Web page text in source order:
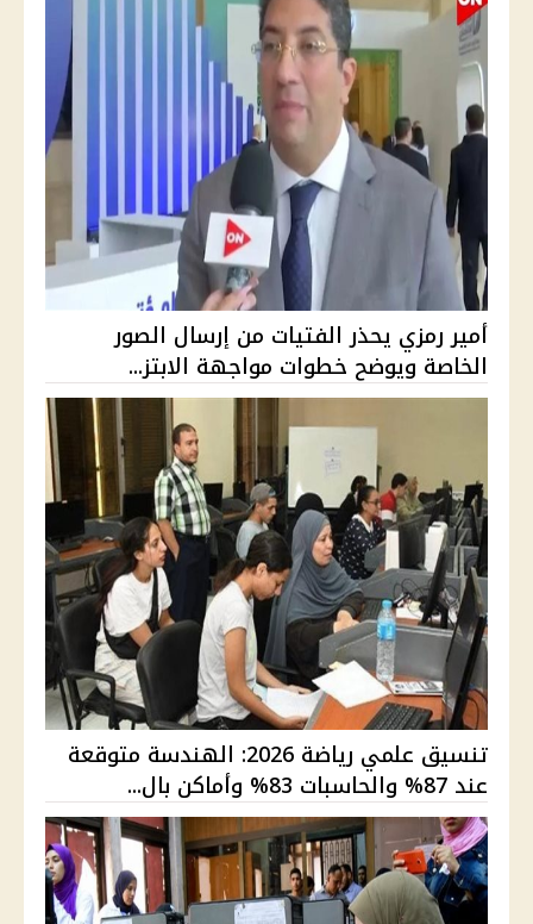
أمير رمزي يحذر الفتيات من إرسال الصور
الخاصة ويوضح خطوات مواجهة الابتز...
تنسيق علمي رياضة 2026: الهندسة متوقعة
عند 87% والحاسبات 83% وأماكن بال...